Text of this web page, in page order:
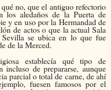
no, que el antiguo refectorio
los aledaños de la Puerta de
y en uso por la Hermandad de
de actos o que la actual Sala
se ubica en lo que fue
de la Merced.
establecía qué tipo de
incluso de prepararse, aunque
parcial o total de carne, de ahí
fuesen famosos por el